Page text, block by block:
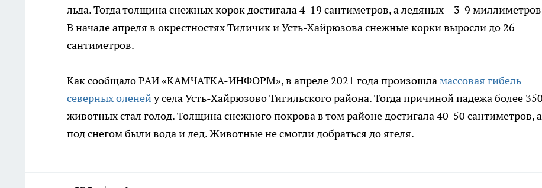
льда. Тогда толщина снежных корок достигала 4-19 сантиметров, а ледяных – 3-9
В начале апреля в окрестностях Тиличик и Усть-Хайрюзова снежные корки выросли до 26
сантиметров.
Как сообщало РАИ «КАМЧАТКА-ИНФОРМ», в апреле 2021 года произошламассовая гибель
северных оленейу села Усть-Хайрюзово Тигильского района. Тогда причиной падежа более 350
животных стал голод. Толщина снежного покрова в том районе достигала 40-50 сантиметров, а
под снегом были вода и лед. Животные не смогли добраться до ягеля.